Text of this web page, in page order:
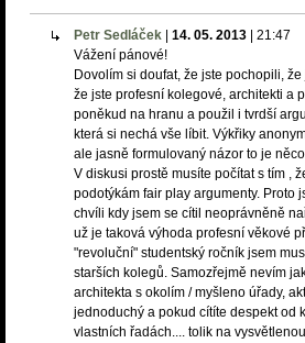
Petr Sedláček 14. 05. 2013 21:47
Vážení pánové!
Dovolím si doufat, že jste pochopili,
že jste profesní kolegové, architekti a
poněkud na hranu a použil i tvrdší
která si nechá vše líbit. Výkřiky
ale jasně formulovaný názor to je
V diskusi prostě musíte počítat s tím ,
podotýkám fair play argumenty. Proto
chvíli kdy jsem se cítil neoprávněně
už je taková výhoda profesní věkové
"revoluční" studentský ročník jsem
starších kolegů. Samozřejmě nevím
architekta s okolím / myšleno úřady,
jednoduchý a pokud cítíte despekt od
vlastních řadách.... tolik na